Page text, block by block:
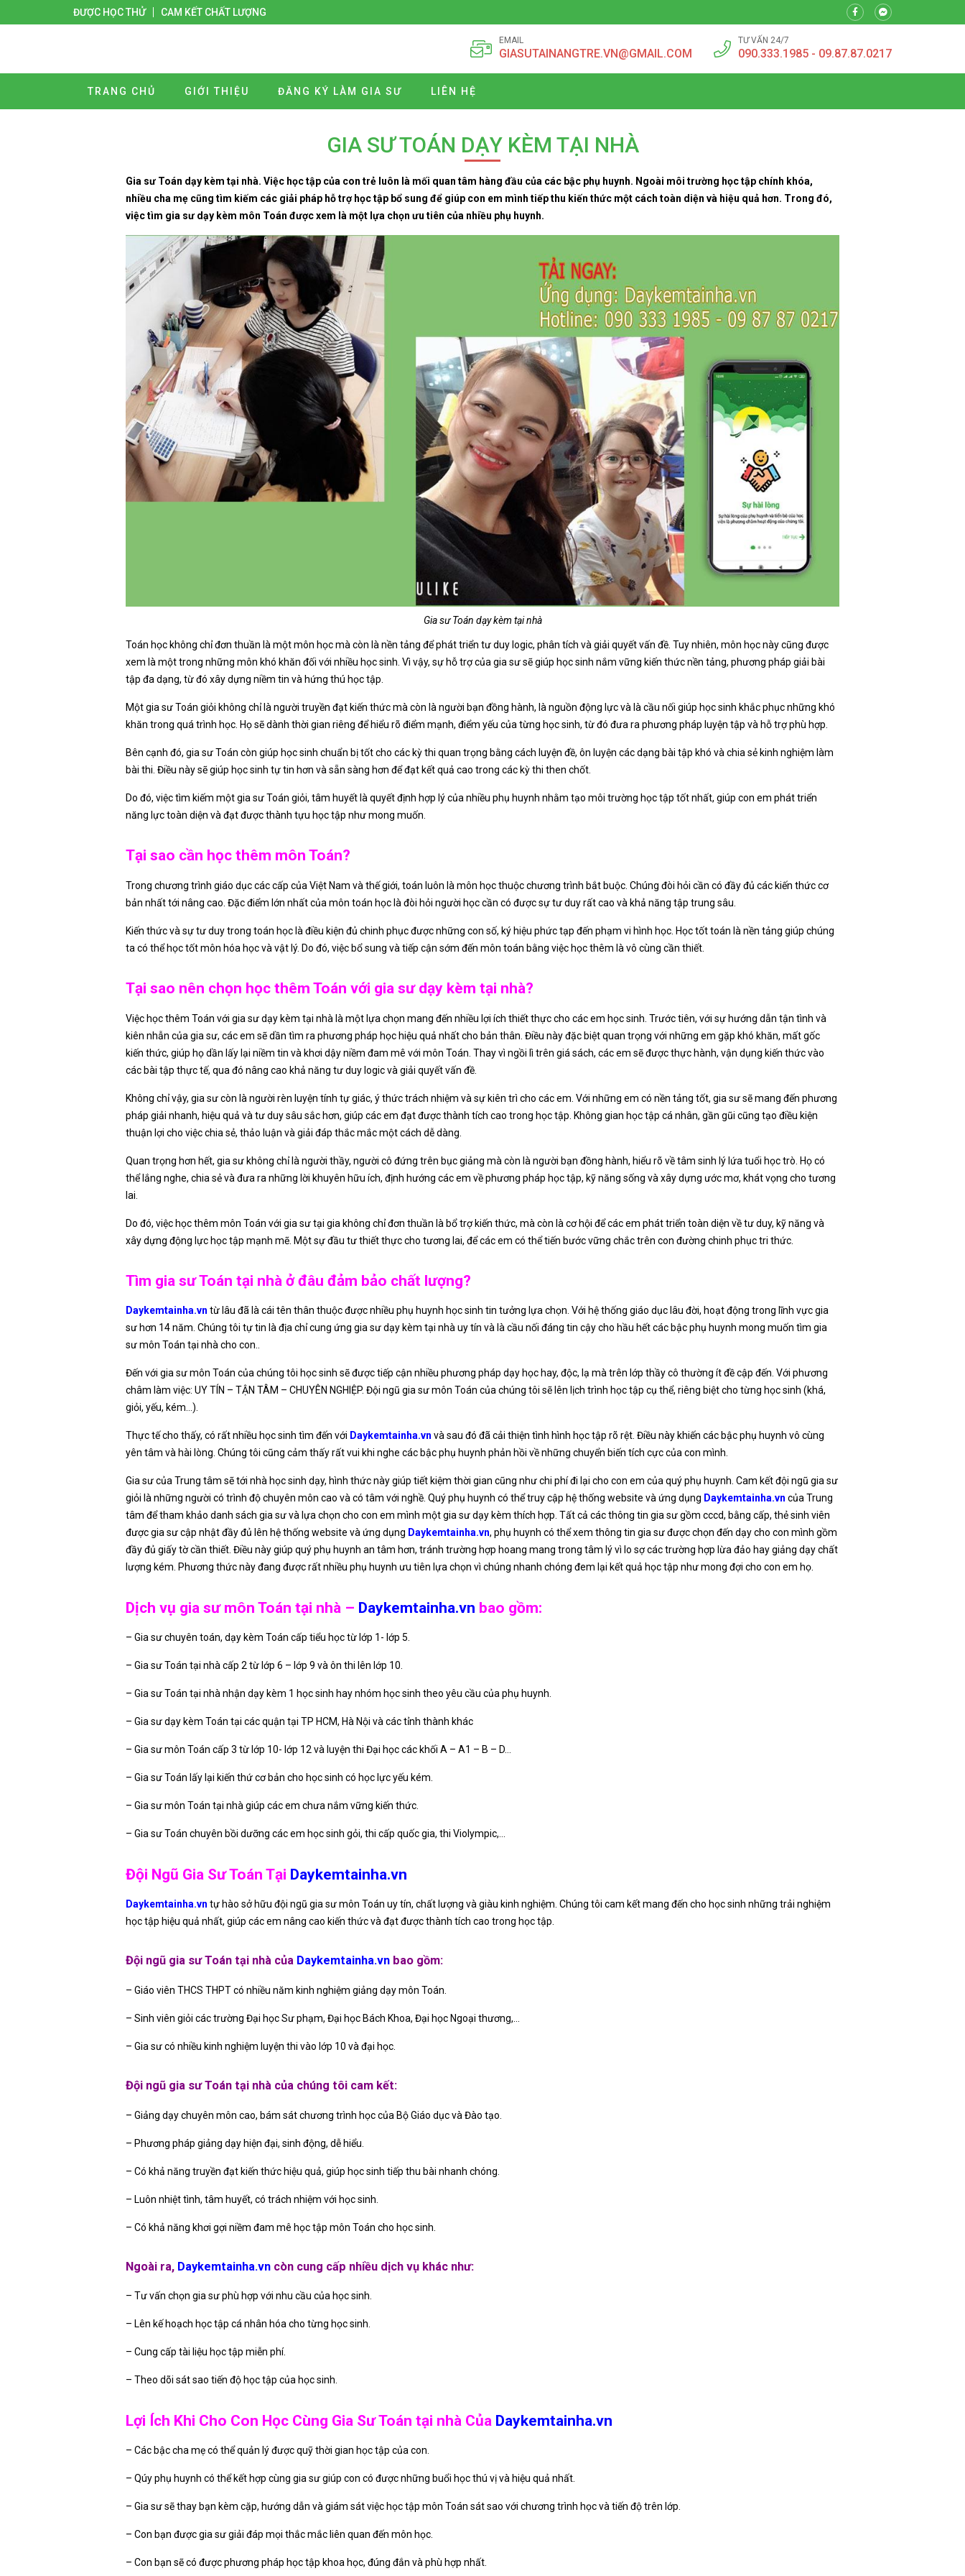
ĐƯỢC HỌC THỬ CAM KẾT CHẤT LƯỢNG
EMAIL
GIASUTAINANGTRE.VN@GMAIL.COM
TƯ VẤN 24/7
090.333.1985 - 09.87.87.0217
TRANG CHỦ GIỚI THIỆU ĐĂNG KÝ LÀM GIA SƯ LIÊN HỆ
GIA SƯ TOÁN DẠY KÈM TẠI NHÀ
Gia sư Toán dạy kèm tại nhà. Việc học tập của con trẻ luôn là mối quan tâm hàng đầu của các bậc phụ huynh. Ngoài môi trường học tập chính khóa,
nhiều cha mẹ cũng tìm kiếm các giải pháp hỗ trợ học tập bổ sung để giúp con em mình tiếp thu kiến thức một cách toàn diện và hiệu quả hơn. Trong đó,
việc tìm gia sư dạy kèm môn Toán được xem là một lựa chọn ưu tiên của nhiều phụ huynh.
Gia sư Toán dạy kèm tại nhà
Toán học không chỉ đơn thuần là một môn học mà còn là nền tảng để phát triển tư duy logic, phân tích và giải quyết vấn đề. Tuy nhiên, môn học này cũng được
xem là một trong những môn khó khăn đối với nhiều học sinh. Vì vậy, sự hỗ trợ của gia sư sẽ giúp học sinh nắm vững kiến thức nền tảng, phương pháp giải bài
tập đa dạng, từ đó xây dựng niềm tin và hứng thú học tập.
Một gia sư Toán giỏi không chỉ là người truyền đạt kiến thức mà còn là người bạn đồng hành, là nguồn động lực và là cầu nối giúp học sinh khắc phục những khó
khăn trong quá trình học. Họ sẽ dành thời gian riêng để hiểu rõ điểm mạnh, điểm yếu của từng học sinh, từ đó đưa ra phương pháp luyện tập và hỗ trợ phù hợp.
Bên cạnh đó, gia sư Toán còn giúp học sinh chuẩn bị tốt cho các kỳ thi quan trọng bằng cách luyện đề, ôn luyện các dạng bài tập khó và chia sẻ kinh nghiệm làm
bài thi. Điều này sẽ giúp học sinh tự tin hơn và sẵn sàng hơn để đạt kết quả cao trong các kỳ thi then chốt.
Do đó, việc tìm kiếm một gia sư Toán giỏi, tâm huyết là quyết định hợp lý của nhiều phụ huynh nhằm tạo môi trường học tập tốt nhất, giúp con em phát triển
năng lực toàn diện và đạt được thành tựu học tập như mong muốn.
Tại sao cần học thêm môn Toán?
Trong chương trình giáo dục các cấp của Việt Nam và thế giới, toán luôn là môn học thuộc chương trình bắt buộc. Chúng đòi hỏi cần có đầy đủ các kiến thức cơ
bản nhất tới nâng cao. Đặc điểm lớn nhất của môn toán học là đòi hỏi người học cần có được sự tư duy rất cao và khả năng tập trung sâu.
Kiến thức và sự tư duy trong toán học là điều kiện đủ chinh phục được những con số, ký hiệu phức tạp đến phạm vi hình học. Học tốt toán là nền tảng giúp chúng
ta có thể học tốt môn hóa học và vật lý. Do đó, việc bổ sung và tiếp cận sớm đến môn toán bằng việc học thêm là vô cùng cần thiết.
Tại sao nên chọn học thêm Toán với gia sư dạy kèm tại nhà?
Việc học thêm Toán với gia sư dạy kèm tại nhà là một lựa chọn mang đến nhiều lợi ích thiết thực cho các em học sinh. Trước tiên, với sự hướng dẫn tận tình và
kiên nhẫn của gia sư, các em sẽ dần tìm ra phương pháp học hiệu quả nhất cho bản thân. Điều này đặc biệt quan trọng với những em gặp khó khăn, mất gốc
kiến thức, giúp họ dần lấy lại niềm tin và khơi dậy niềm đam mê với môn Toán. Thay vì ngồi lì trên giá sách, các em sẽ được thực hành, vận dụng kiến thức vào
các bài tập thực tế, qua đó nâng cao khả năng tư duy logic và giải quyết vấn đề.
Không chỉ vậy, gia sư còn là người rèn luyện tính tự giác, ý thức trách nhiệm và sự kiên trì cho các em. Với những em có nền tảng tốt, gia sư sẽ mang đến phương
pháp giải nhanh, hiệu quả và tư duy sâu sắc hơn, giúp các em đạt được thành tích cao trong học tập. Không gian học tập cá nhân, gần gũi cũng tạo điều kiện
thuận lợi cho việc chia sẻ, thảo luận và giải đáp thắc mắc một cách dễ dàng.
Quan trọng hơn hết, gia sư không chỉ là người thầy, người cô đứng trên bục giảng mà còn là người bạn đồng hành, hiểu rõ về tâm sinh lý lứa tuổi học trò. Họ có
thể lắng nghe, chia sẻ và đưa ra những lời khuyên hữu ích, định hướng các em về phương pháp học tập, kỹ năng sống và xây dựng ước mơ, khát vọng cho tương
lai.
Do đó, việc học thêm môn Toán với gia sư tại gia không chỉ đơn thuần là bổ trợ kiến thức, mà còn là cơ hội để các em phát triển toàn diện về tư duy, kỹ năng và
xây dựng động lực học tập mạnh mẽ. Một sự đầu tư thiết thực cho tương lai, để các em có thể tiến bước vững chắc trên con đường chinh phục tri thức.
Tìm gia sư Toán tại nhà ở đâu đảm bảo chất lượng?
Daykemtainha.vn từ lâu đã là cái tên thân thuộc được nhiều phụ huynh học sinh tin tưởng lựa chọn. Với hệ thống giáo dục lâu đời, hoạt động trong lĩnh vực gia
sư hơn 14 năm. Chúng tôi tự tin là địa chỉ cung ứng gia sư dạy kèm tại nhà uy tín và là cầu nối đáng tin cậy cho hầu hết các bậc phụ huynh mong muốn tìm gia
sư môn Toán tại nhà cho con..
Đến với gia sư môn Toán của chúng tôi học sinh sẽ được tiếp cận nhiều phương pháp dạy học hay, độc, lạ mà trên lớp thầy cô thường ít đề cập đến. Với phương
châm làm việc: UY TÍN – TẬN TÂM – CHUYÊN NGHIỆP. Đội ngũ gia sư môn Toán của chúng tôi sẽ lên lịch trình học tập cụ thể, riêng biệt cho từng học sinh (khá,
giỏi, yếu, kém…).
Thực tế cho thấy, có rất nhiều học sinh tìm đến với Daykemtainha.vn và sau đó đã cải thiện tình hình học tập rõ rệt. Điều này khiến các bậc phụ huynh vô cùng
yên tâm và hài lòng. Chúng tôi cũng cảm thấy rất vui khi nghe các bậc phụ huynh phản hồi về những chuyển biến tích cực của con mình.
Gia sư của Trung tâm sẽ tới nhà học sinh dạy, hình thức này giúp tiết kiệm thời gian cũng như chi phí đi lại cho con em của quý phụ huynh. Cam kết đội ngũ gia sư
giỏi là những người có trình độ chuyên môn cao và có tâm với nghề. Quý phụ huynh có thể truy cập hệ thống website và ứng dụng Daykemtainha.vn của Trung
tâm để tham khảo danh sách gia sư và lựa chọn cho con em mình một gia sư dạy kèm thích hợp. Tất cả các thông tin gia sư gồm cccd, bằng cấp, thẻ sinh viên
được gia sư cập nhật đầy đủ lên hệ thống website và ứng dụng Daykemtainha.vn, phụ huynh có thể xem thông tin gia sư được chọn đến dạy cho con mình gồm
đầy đủ giấy tờ cần thiết. Điều này giúp quý phụ huynh an tâm hơn, tránh trường hợp hoang mang trong tâm lý vì lo sợ các trường hợp lừa đảo hay giảng dạy chất
lượng kém. Phương thức này đang được rất nhiều phụ huynh ưu tiên lựa chọn vì chúng nhanh chóng đem lại kết quả học tập như mong đợi cho con em họ.
Dịch vụ gia sư môn Toán tại nhà – Daykemtainha.vn bao gồm:
– Gia sư chuyên toán, dạy kèm Toán cấp tiểu học từ lớp 1- lớp 5.
– Gia sư Toán tại nhà cấp 2 từ lớp 6 – lớp 9 và ôn thi lên lớp 10.
– Gia sư Toán tại nhà nhận dạy kèm 1 học sinh hay nhóm học sinh theo yêu cầu của phụ huynh.
– Gia sư dạy kèm Toán tại các quận tại TP HCM, Hà Nội và các tỉnh thành khác
– Gia sư môn Toán cấp 3 từ lớp 10- lớp 12 và luyện thi Đại học các khối A – A1 – B – D…
– Gia sư Toán lấy lại kiến thứ cơ bản cho học sinh có học lực yếu kém.
– Gia sư môn Toán tại nhà giúp các em chưa nắm vững kiến thức.
– Gia sư Toán chuyên bồi dưỡng các em học sinh gỏi, thi cấp quốc gia, thi Violympic,…
Đội Ngũ Gia Sư Toán Tại Daykemtainha.vn
Daykemtainha.vn tự hào sở hữu đội ngũ gia sư môn Toán uy tín, chất lượng và giàu kinh nghiệm. Chúng tôi cam kết mang đến cho học sinh những trải nghiệm
học tập hiệu quả nhất, giúp các em nâng cao kiến thức và đạt được thành tích cao trong học tập.
Đội ngũ gia sư Toán tại nhà của Daykemtainha.vn bao gồm:
– Giáo viên THCS THPT có nhiều năm kinh nghiệm giảng dạy môn Toán.
– Sinh viên giỏi các trường Đại học Sư phạm, Đại học Bách Khoa, Đại học Ngoại thương,…
– Gia sư có nhiều kinh nghiệm luyện thi vào lớp 10 và đại học.
Đội ngũ gia sư Toán tại nhà của chúng tôi cam kết:
– Giảng dạy chuyên môn cao, bám sát chương trình học của Bộ Giáo dục và Đào tạo.
– Phương pháp giảng dạy hiện đại, sinh động, dễ hiểu.
– Có khả năng truyền đạt kiến thức hiệu quả, giúp học sinh tiếp thu bài nhanh chóng.
– Luôn nhiệt tình, tâm huyết, có trách nhiệm với học sinh.
– Có khả năng khơi gợi niềm đam mê học tập môn Toán cho học sinh.
Ngoài ra, Daykemtainha.vn còn cung cấp nhiều dịch vụ khác như:
– Tư vấn chọn gia sư phù hợp với nhu cầu của học sinh.
– Lên kế hoạch học tập cá nhân hóa cho từng học sinh.
– Cung cấp tài liệu học tập miễn phí.
– Theo dõi sát sao tiến độ học tập của học sinh.
Lợi Ích Khi Cho Con Học Cùng Gia Sư Toán tại nhà Của Daykemtainha.vn
– Các bậc cha mẹ có thể quản lý được quỹ thời gian học tập của con.
– Qúy phụ huynh có thể kết hợp cùng gia sư giúp con có được những buổi học thú vị và hiệu quả nhất.
– Gia sư sẽ thay bạn kèm cặp, hướng dẫn và giám sát việc học tập môn Toán sát sao với chương trình học và tiến độ trên lớp.
– Con bạn được gia sư giải đáp mọi thắc mắc liên quan đến môn học.
– Con bạn sẽ có được phương pháp học tập khoa học, đúng đắn và phù hợp nhất.